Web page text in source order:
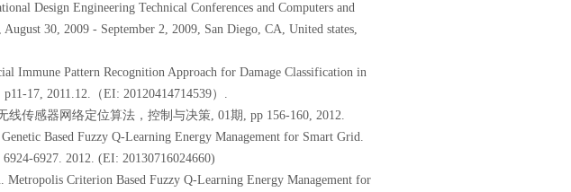
Design Engineering Technical Conferences and Computers and
30, 2009 - September 2, 2009, San Diego, CA, United states,
Immune Pattern Recognition Approach for Damage Classification in
17, 2011.12.（EI: 20120414714539）.
传感器网络定位算法，控制与决策, 01期, pp 156-160, 2012.
Based Fuzzy Q-Learning Energy Management for Smart Grid.
6927. 2012. (EI: 20130716024660)
Criterion Based Fuzzy Q-Learning Energy Management for